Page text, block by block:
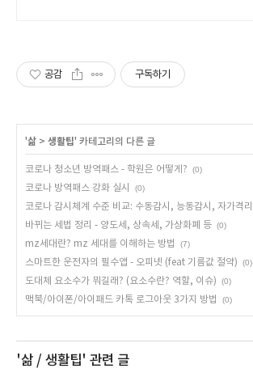
공감 구독하기
'삶 > 생활팁' 카테고리의 다른 글
코로나 청소년 방역패스 - 학원은 어떻게? (0)
코로나 방역패스 강화 실시
(0)
코로나 감시체계 수준 비교: 수동감시, 능동감시, 자가격리
바뀌는 세법 정리 - 양도세, 상속세, 가상화폐 등 (0)
mz세대란? mz 세대를 이해하는 방법
(7)
스마트한 운전자의 필수앱 - 오피넷 (feat 기름값 절약)
(0)
도대체 요소수가 뭐길래? (요소수란? 역할, 이슈)
(0)
맥북/아이폰/아이패드 카톡 로그아웃 3가지 방법
(0)
'삶 / 생활팁' 관련 글